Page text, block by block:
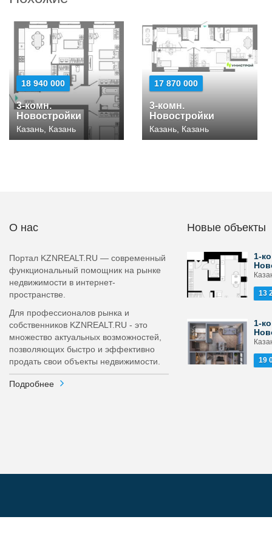
18 940 000
3-комн.
Новостройки
Казань, Казань
17 870 000
3-комн.
Новостройки
Казань, Казань
О нас
Портал KZNREALT.RU — современный
функциональный помощник на рынке
недвижимости в интернет-
пространстве.
Для профессионалов рынка и
собственников KZNREALT.RU - это
множество актуальных возможностей,
позволяющих быстро и эффективно
продать свои объекты недвижимости.
Подробнее
Новые объекты
1-
13
1-
19